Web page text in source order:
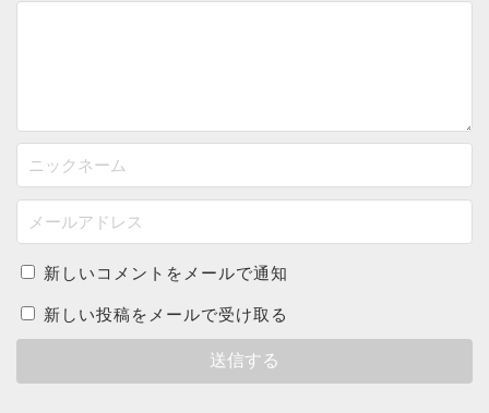
新しいコメントをメールで通知
新しい投稿をメールで受け取る